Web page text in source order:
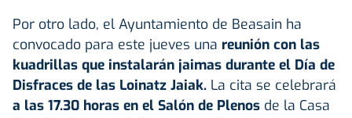
Por otro lado, el Ayuntamiento de Beasain ha
convocado para este jueves una reunión con las
kuadrillas que instalarán jaimas durante el Día de
Disfraces de las Loinatz Jaiak. La cita se celebrará
a las 17.30 horas en el Salón de Plenos de la Casa